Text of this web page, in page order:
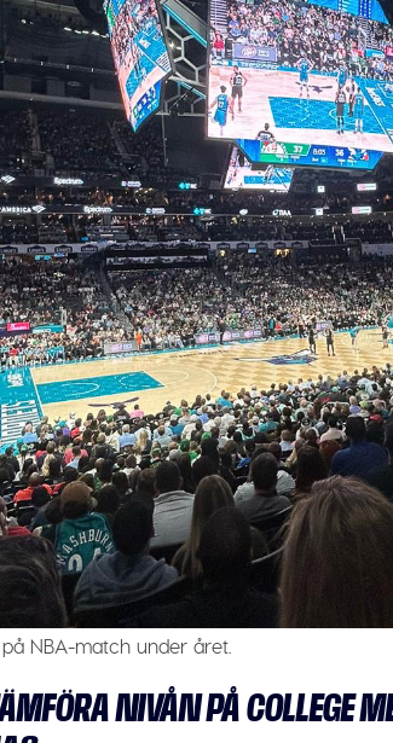
NBA-match under året.
NIVÅN PÅ COLLEGE